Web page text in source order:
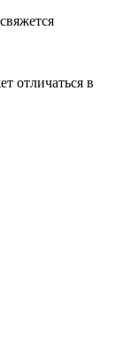
отличаться в